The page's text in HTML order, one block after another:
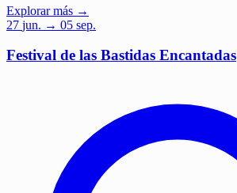
Explorar más →
27 jun. → 05 sep.
Festival de las Bastidas Encantadas